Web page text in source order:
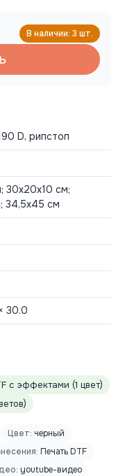
В наличии: 3 шт.
D, рипстоп
30х20х10 см;
34,5х45 см
30.0
с эффектами (1 цвет)
Цвет: черный
Печать DTF
youtube-видео